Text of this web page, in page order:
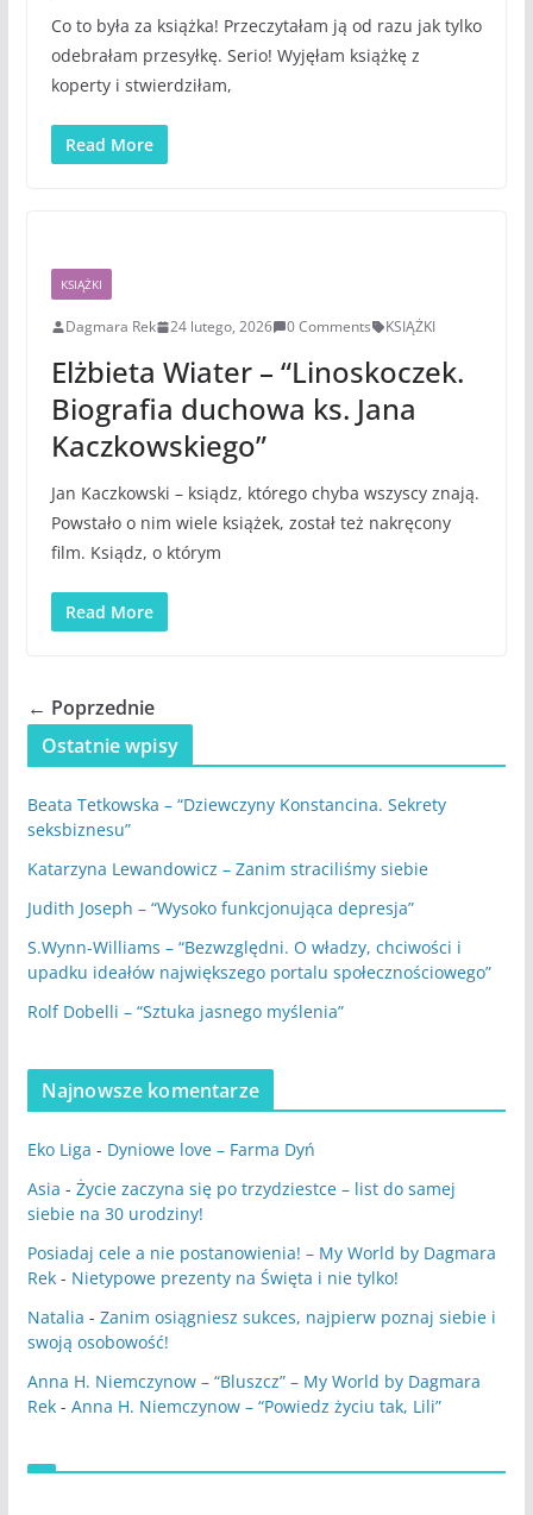
Co to była za książka! Przeczytałam ją od razu jak tylko
odebrałam przesyłkę. Serio! Wyjęłam książkę z
koperty i stwierdziłam,
Read More
KSIĄŻKI
Dagmara Rek 24 lutego, 2026 0 Comments KSIĄŻKI
Elżbieta Wiater – “Linoskoczek.
Biografia duchowa ks. Jana
Kaczkowskiego”
Jan Kaczkowski – ksiądz, którego chyba wszyscy znają.
Powstało o nim wiele książek, został też nakręcony
film. Ksiądz, o którym
Read More
← Poprzednie
Ostatnie wpisy
Beata Tetkowska – “Dziewczyny Konstancina. Sekrety
seksbiznesu”
Katarzyna Lewandowicz – Zanim straciliśmy siebie
Judith Joseph – “Wysoko funkcjonująca depresja”
S.Wynn-Williams – “Bezwzględni. O władzy, chciwości i
upadku ideałów największego portalu społecznościowego”
Rolf Dobelli – “Sztuka jasnego myślenia”
Najnowsze komentarze
Eko Liga - Dyniowe love – Farma Dyń
Asia - Życie zaczyna się po trzydziestce – list do samej
siebie na 30 urodziny!
Posiadaj cele a nie postanowienia! – My World by Dagmara
Rek- Nietypowe prezenty na Święta i nie tylko!
Natalia - Zanim osiągniesz sukces, najpierw poznaj siebie i
swoją osobowość!
Anna H. Niemczynow – “Bluszcz” – My World by Dagmara
Rek- Anna H. Niemczynow – “Powiedz życiu tak, Lili”